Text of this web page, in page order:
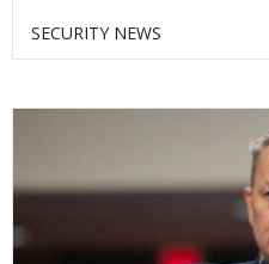
SECURITY NEWS